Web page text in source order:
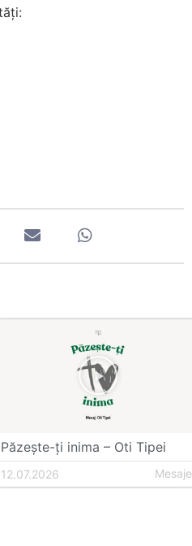
Păzește-ți inima – Oti Tipei
12.07.2026 Mesaje